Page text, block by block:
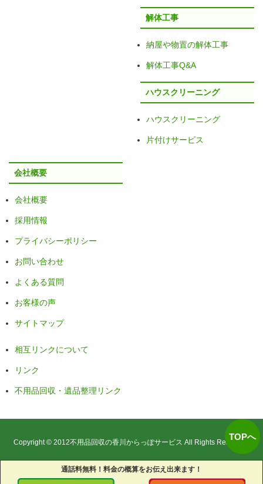
TOPへ
解体工事
納屋や物置の解体工事
解体工事Q&A
ハウスクリーニング
ハウスクリーニング
片付けサービス
会社概要
会社概要
採用情報
プライバシーポリシー
お問い合わせ
よくある質問
お客様の声
サイトマップ
相互リンクについて
リンク
不用品回収・遺品整理リンク
Copyright © 2012不用品回収の香川からっぽサービス All Rights Reserved.
通話料無料！料金の概算をお伝え出来ます！